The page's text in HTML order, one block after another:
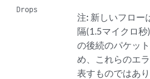
Drops
注: 新しいフロー
隔(1.5マイクロ
の後続のパケッ
め、これらのエ
表すものではあ